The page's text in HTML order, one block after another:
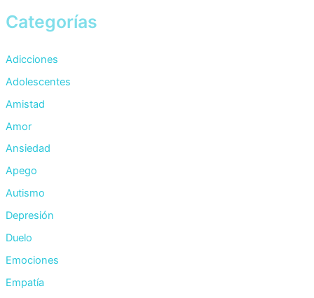
Categorías
Adicciones
Adolescentes
Amistad
Amor
Ansiedad
Apego
Autismo
Depresión
Duelo
Emociones
Empatía